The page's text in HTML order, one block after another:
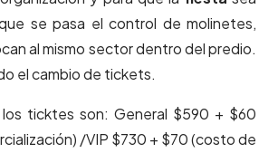
se pasa el control de molinetes,
al mismo sector dentro del predio.
el cambio de tickets.
ticktes son: General $590 + $60
/VIP $730 + $70 (costo de